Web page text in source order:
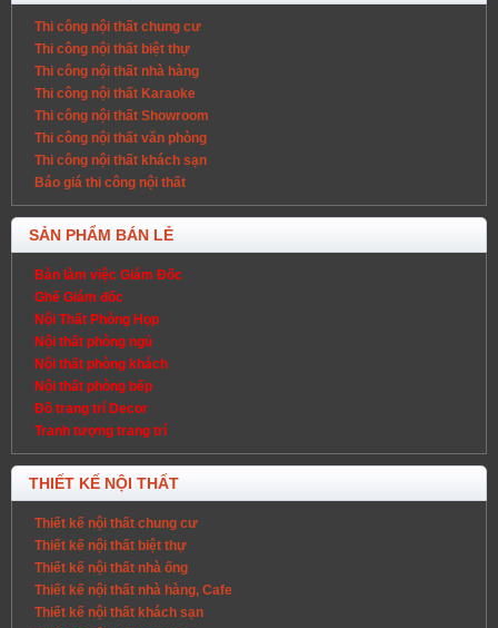
Thi công nội thất chung cư
Thi công nội thất biệt thự
Thi công nội thất nhà hàng
Thi công nội thất Karaoke
Thi công nội thất Showroom
Thi công nội thất văn phòng
Thi công nội thất khách sạn
Báo giá thi công nội thất
SẢN PHẨM BÁN LẺ
Bàn làm việc Giám Đốc
Ghế Giám đốc
Nội Thất Phòng Họp
Nội thất phòng ngủ
Nội thất phòng khách
Nội thất phòng bếp
Đồ trang trí Decor
Tranh tượng trang trí
THIẾT KẾ NỘI THẤT
Thiết kế nội thất chung cư
Thiết kế nội thất biệt thự
Thiết kế nội thất nhà ống
Thiết kế nội thất nhà hàng, Cafe
Thiết kế nội thất khách sạn